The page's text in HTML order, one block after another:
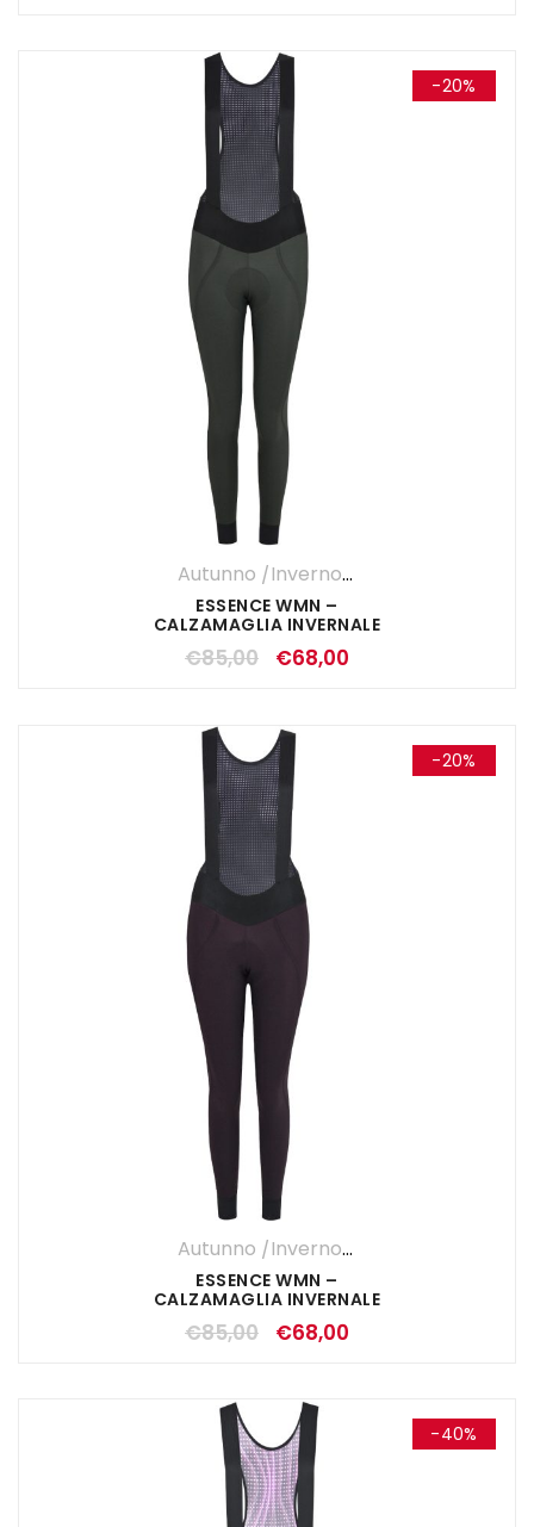
-20%
Autunno /Inverno '25
ESSENCE WMN –
CALZAMAGLIA INVERNALE
DONNA WALD
€85,00 €68,00
-20%
Autunno /Inverno '25
ESSENCE WMN –
CALZAMAGLIA INVERNALE
DONNA BEREEN
€85,00 €68,00
-40%